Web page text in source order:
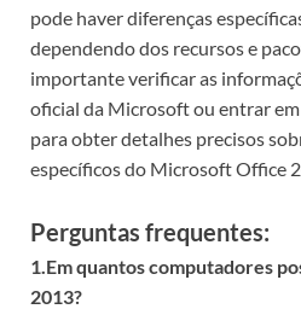
pode haver diferenças
dependendo dos recursos e
importante verificar as
oficial da Microsoft ou entrar
para obter detalhes precisos
específicos do Microsoft Office
Perguntas frequentes:
1.Em quantos computadores
2013?